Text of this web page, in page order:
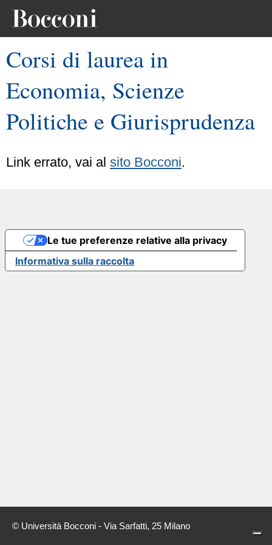
Corsi di laurea in
Economia, Scienze
Politiche e Giurisprudenza
Link errato, vai al sito Bocconi.
© Università Bocconi - Via Sarfatti, 25 Milano
Informativa sulla raccolta
Le tue preferenze relative alla privacy